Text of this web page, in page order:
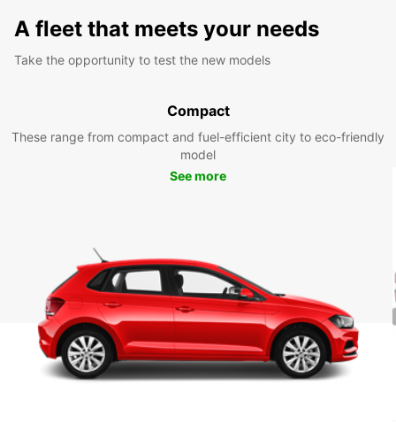
A fleet that meets your needs
Take the opportunity to test the new models
Compact
These range from compact and fuel-efficient city to eco-friendly
model
See more